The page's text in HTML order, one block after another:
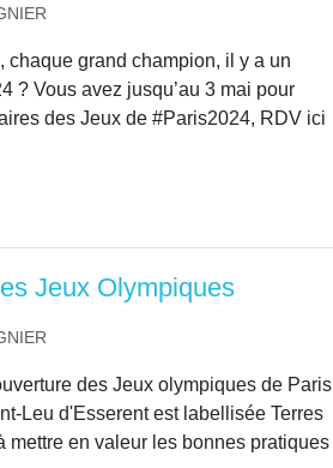
chaque grand champion, il y a un
? Vous avez jusqu’au 3 mai pour
des Jeux de #Paris2024, RDV ici
Jeux Olympiques
des Jeux olympiques de Paris
Leu d'Esserent est labellisée Terres
en valeur les bonnes pratiques